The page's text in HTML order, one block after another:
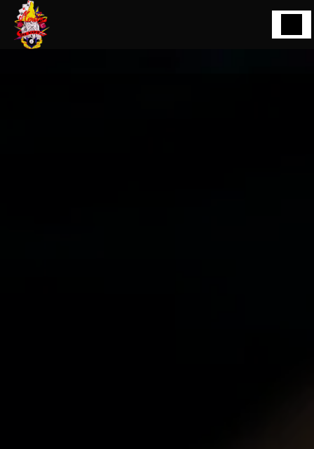
Panneau de gestion des cookies